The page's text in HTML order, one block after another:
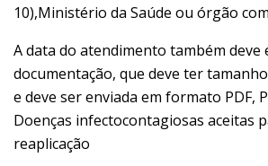
10),Ministério da Saúde ou órgão
A data do atendimento também deve
documentação, que deve ter
e deve ser enviada em formato PDF,
Doenças infectocontagiosas aceitas
reaplicação